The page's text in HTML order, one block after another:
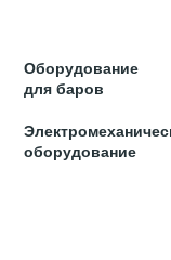
Оборудование
для баров
оборудование